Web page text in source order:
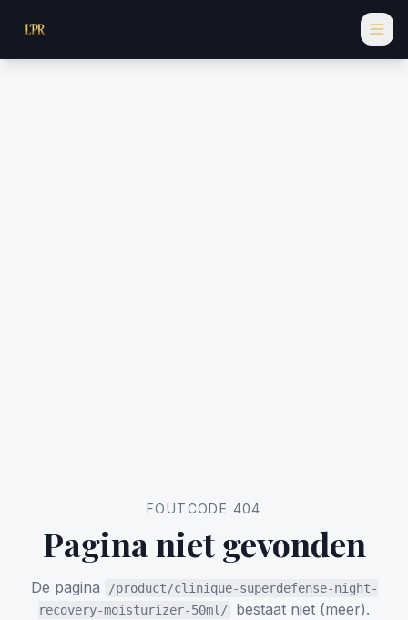
FOUTCODE 404
Pagina niet gevonden
De pagina
/product/clinique-superdefense-night-
recovery-moisturizer-50ml/
bestaat niet (meer).